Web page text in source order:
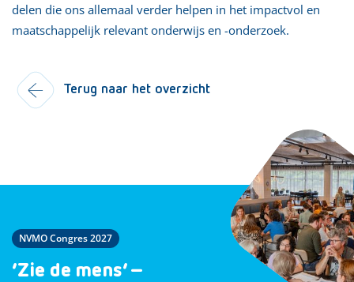
delen die ons allemaal verder helpen in het impactvol en
maatschappelijk relevant onderwijs en -onderzoek.
Terug naar het overzicht
NVMO Congres 2027
‘Zie de mens’ –